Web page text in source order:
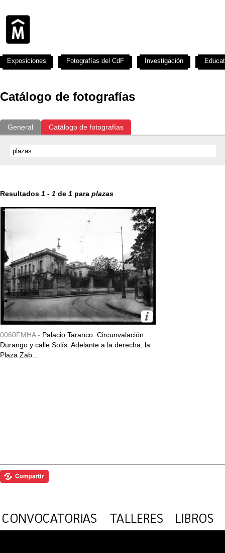
Catálogo de fotografías
General Catálogo de fotografías
Resultados 1 - 1 de 1 para plazas
0060FMHA - Palacio Taranco. Circunvalación
Durango y calle Solís. Adelante a la derecha, la
Plaza Zab...
Exposiciones Fotografías del CdF Investigación